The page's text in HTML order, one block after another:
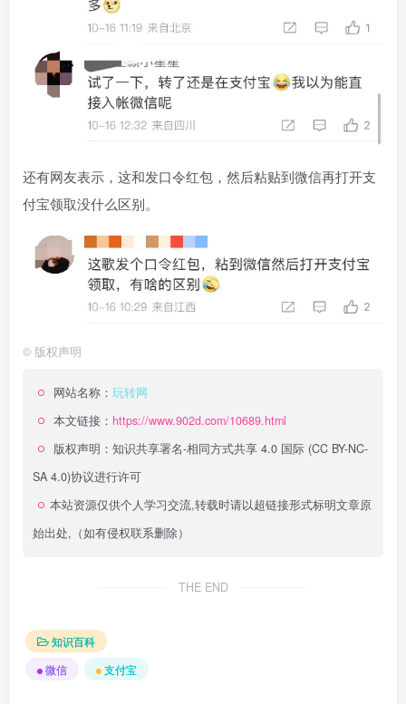
还有网友表示，这和发口令红包，然后粘贴到微信再打开支
付宝领取没什么区别。
© 版权声明
网站名称： 玩转网
本文链接： https://www.902d.com/10689.html
版权声明： 知识共享署名-相同方式共享 4.0 国际 (CC BY-NC-
SA 4.0)协议进行许可
本站资源仅供个人学习交流,转载时请以超链接形式标明文章原
始出处,（如有侵权联系删除）
THE END
知识百科
微信
支付宝